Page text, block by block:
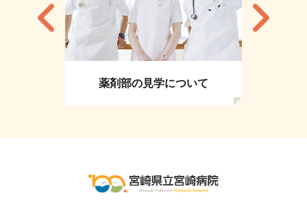
薬剤部の見学について